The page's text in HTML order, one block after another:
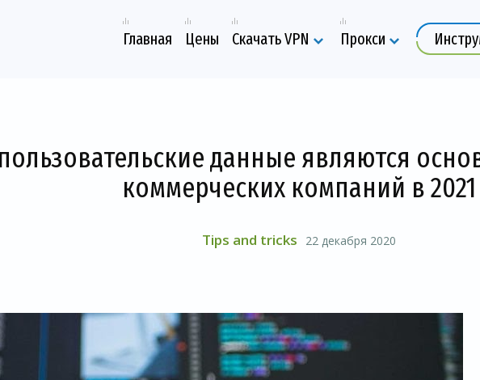
Главная Цены Скачать VPN Прокси
данные являются
коммерческих компаний в 2021
Tips and tricks 22 декабря 2020